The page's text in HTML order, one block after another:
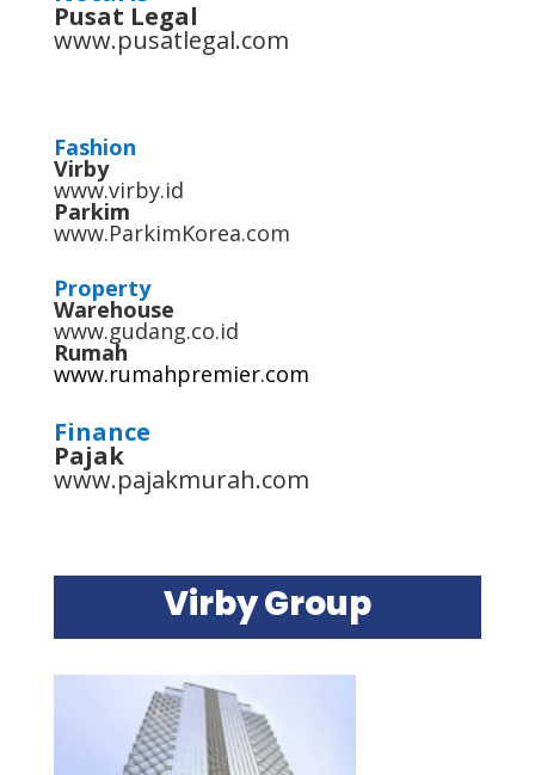
Pusat Legal
www.pusatlegal.com
Fashion
Virby
www.virby.id
Parkim
www.ParkimKorea.com
Property
Warehouse
www.gudang.co.id
Rumah
www.rumahpremier.com
Finance
Pajak
www.pajakmurah.com
Virby Group